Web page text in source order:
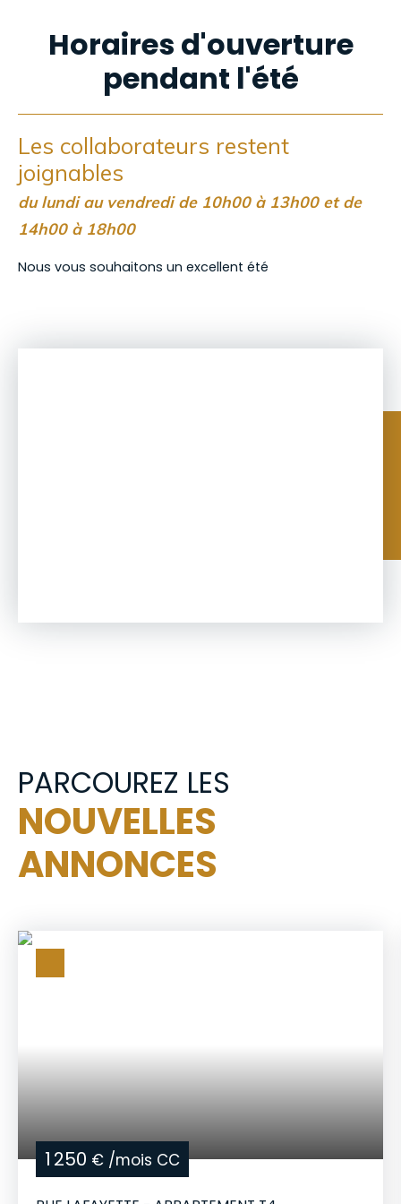
Horaires d'ouverture
pendant l'été
Les collaborateurs restent
joignables
du lundi au vendredi de 10h00 à 13h00 et de
14h00 à 18h00
Nous vous souhaitons un excellent été
PARCOUREZ LES
NOUVELLES
ANNONCES
1 250 € /mois CC